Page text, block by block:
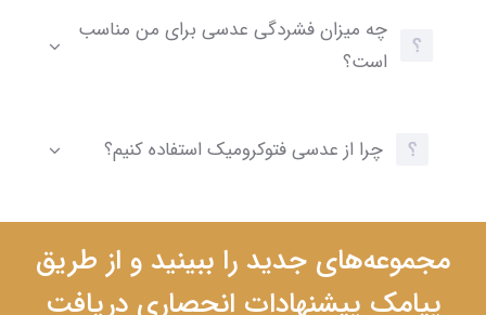
چه میزان فشردگی عدسی برای من مناسب
است؟
چرا از عدسی فتوکرومیک استفاده کنیم؟
مجموعه‌های جدید را ببینید و از طریق
پیامک پیشنهادات انحصاری دریافت